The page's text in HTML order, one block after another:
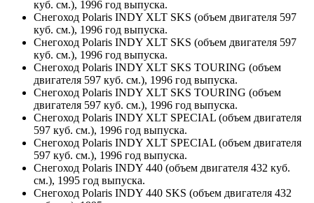
куб. см.), 1996 год выпуска.
Снегоход Polaris INDY XLT SKS (объем двигателя 597
куб. см.), 1996 год выпуска.
Снегоход Polaris INDY XLT SKS (объем двигателя 597
куб. см.), 1996 год выпуска.
Снегоход Polaris INDY XLT SKS TOURING (объем
двигателя 597 куб. см.), 1996 год выпуска.
Снегоход Polaris INDY XLT SKS TOURING (объем
двигателя 597 куб. см.), 1996 год выпуска.
Снегоход Polaris INDY XLT SPECIAL (объем двигателя
597 куб. см.), 1996 год выпуска.
Снегоход Polaris INDY XLT SPECIAL (объем двигателя
597 куб. см.), 1996 год выпуска.
Снегоход Polaris INDY 440 (объем двигателя 432 куб.
см.), 1995 год выпуска.
Снегоход Polaris INDY 440 SKS (объем двигателя 432